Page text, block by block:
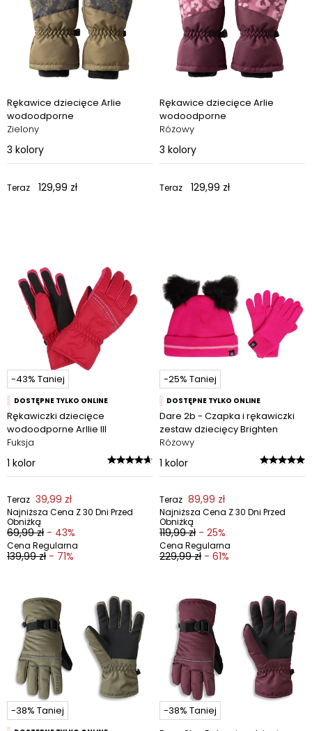
Rękawice dziecięce Arlie
wodoodporne
Zielony
3 kolory
Teraz 129,99 zł
Rękawice dziecięce Arlie
wodoodporne
Różowy
3 kolory
Teraz 129,99 zł
-43% Taniej
DOSTĘPNE TYLKO ONLINE
Rękawiczki dziecięce
wodoodporne Arllie III
Fuksja
1 kolor
Teraz 39,99 zł
Najniższa Cena Z 30 Dni Przed
Obniżką
69,99 zł - 43%
Cena Regularna
139,99 zł - 71%
-25% Taniej
DOSTĘPNE TYLKO ONLINE
Dare 2b - Czapka i rękawiczki
zestaw dziecięcy Brighten
Różowy
1 kolor
Teraz 89,99 zł
Najniższa Cena Z 30 Dni Przed
Obniżką
119,99 zł - 25%
Cena Regularna
229,99 zł - 61%
-38% Taniej
-38% Taniej